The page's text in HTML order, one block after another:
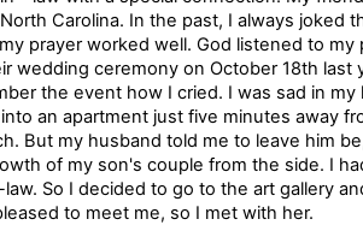
Carolina. In the past, I always joked
prayer worked well. God listened to
wedding ceremony on October 18th last
the event how I cried. I was sad in
an apartment just five minutes away
But my husband told me to leave him
of my son's couple from the side. I
So I decided to go to the art gallery
to meet me, so I met with her.